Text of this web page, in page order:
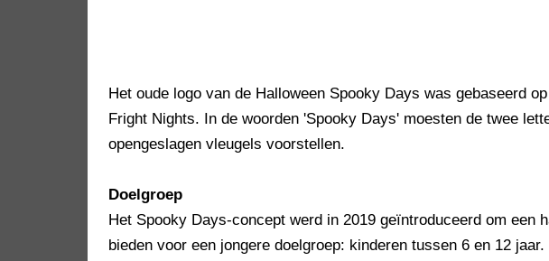
Het oude logo van de Halloween Spooky Days was gebaseerd
Fright Nights. In de woorden 'Spooky Days' moesten de twee
opengeslagen vleugels voorstellen.
Doelgroep
Het Spooky Days-concept werd in 2019 geïntroduceerd om een
bieden voor een jongere doelgroep: kinderen tussen 6 en 12